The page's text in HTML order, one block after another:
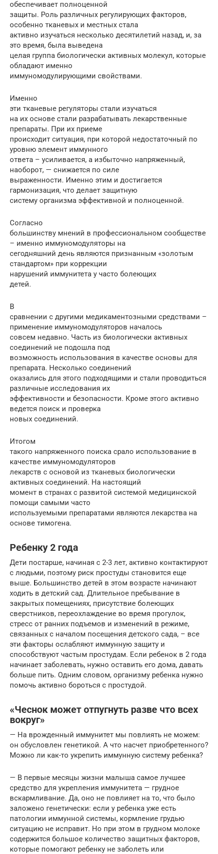
обеспечивает полноценной
защиты. Роль различных регулирующих факторов,
особенно тканевых и местных стала
активно изучаться несколько десятилетий назад, и, за
это время, была выведена
целая группа биологически активных молекул, которые
обладают именно
иммуномодулирующими свойствами.
Именно
эти тканевые регуляторы стали изучаться
на их основе стали разрабатывать лекарственные
препараты. При их приеме
происходит ситуация, при которой недостаточный по
уровню элемент иммунного
ответа – усиливается, а избыточно напряженный,
наоборот, — снижается по силе
выраженности. Именно этим и достигается
гармонизация, что делает защитную
систему организма эффективной и полноценной.
Согласно
большинству мнений в профессиональном сообществе
– именно иммуномодуляторы на
сегодняшний день являются признанным «золотым
стандартом» при коррекции
нарушений иммунитета у часто болеющих
детей.
В
сравнении с другими медикаментозными средствами –
применение иммуномодуляторов началось
совсем недавно. Часть из биологически активных
соединений не подошла под
возможность использования в качестве основы для
препарата. Несколько соединений
оказались для этого подходящими и стали проводиться
различные исследования их
эффективности и безопасности. Кроме этого активно
ведется поиск и проверка
новых соединений.
Итогом
такого напряженного поиска срало использование в
качестве иммуномодуляторов
лекарств с основой из тканевых биологически
активных соединений. На настоящий
момент в странах с развитой системой медицинской
помощи самыми часто
используемыми препаратами являются лекарства на
основе тимогена.
Ребенку 2 года
Дети постарше, начиная с 2-3 лет, активно контактируют
с людьми, поэтому риск простуды становится еще
выше. Большинство детей в этом возрасте начинают
ходить в детский сад. Длительное пребывание в
закрытых помещениях, присутствие болеющих
сверстников, переохлаждение во время прогулок,
стресс от ранних подъемов и изменений в режиме,
связанных с началом посещения детского сада, – все
эти факторы ослабляют иммунную защиту и
способствуют частым простудам. Если ребенок в 2 года
начинает заболевать, нужно оставить его дома, давать
больше пить. Одним словом, организму ребенка нужно
помочь активно бороться с простудой.
«Чеснок может отпугнуть разве что всех
вокруг»
— На врожденный иммунитет мы повлиять не можем:
он обусловлен генетикой. А что насчет приобретенного?
Можно ли как-то укрепить иммунную систему ребенка?
— В первые месяцы жизни малыша самое лучшее
средство для укрепления иммунитета — грудное
вскармливание. Да, оно не повлияет на то, что было
заложено генетически: если у ребенка уже есть
патологии иммунной системы, кормление грудью
ситуацию не исправит. Но при этом в грудном молоке
содержится большое количество защитных факторов,
которые помогают ребенку не заболеть или